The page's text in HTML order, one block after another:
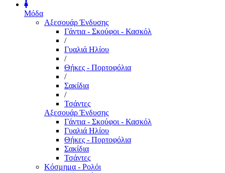
Μόδα
Αξεσουάρ Ένδυσης
Γάντια - Σκούφοι - Κασκόλ
/
Γυαλιά Ηλίου
/
Θήκες - Πορτοφόλια
/
Σακίδια
/
Τσάντες
Αξεσουάρ Ένδυσης
Γάντια - Σκούφοι - Κασκόλ
Γυαλιά Ηλίου
Θήκες - Πορτοφόλια
Σακίδια
Τσάντες
Κόσμημα - Ρολόι